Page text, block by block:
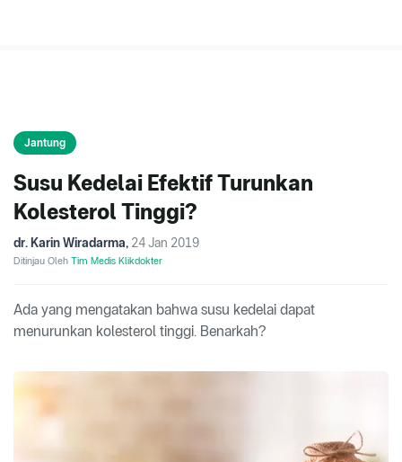
Jantung
Susu Kedelai Efektif Turunkan
Kolesterol Tinggi?
dr. Karin Wiradarma, 24 Jan 2019
Ditinjau Oleh Tim Medis Klikdokter
Ada yang mengatakan bahwa susu kedelai dapat
menurunkan kolesterol tinggi. Benarkah?